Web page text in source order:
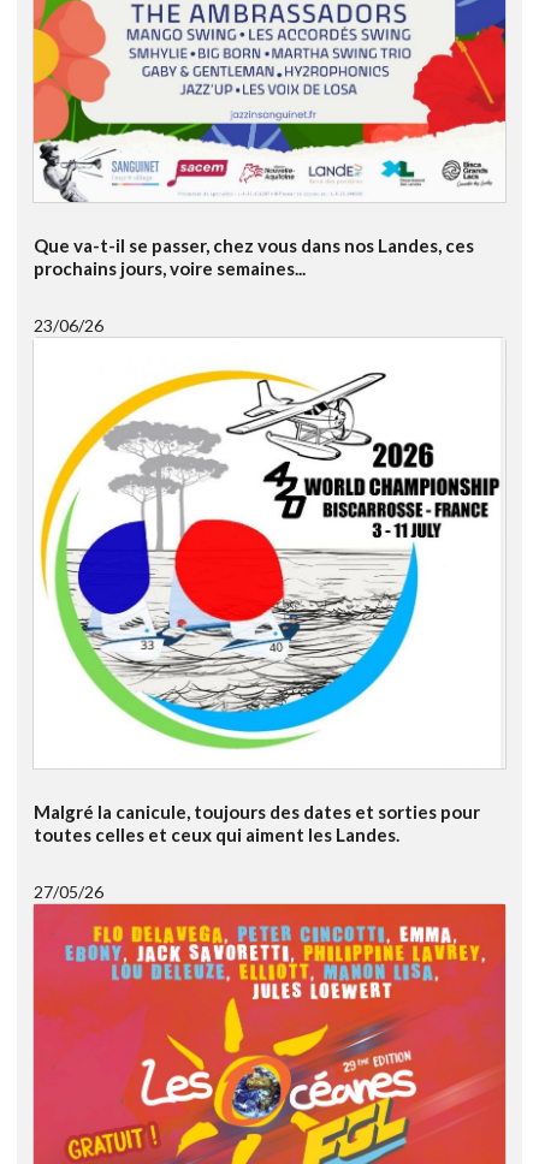
Que va-t-il se passer, chez vous dans nos Landes, ces
prochains jours, voire semaines...
23/06/26
Malgré la canicule, toujours des dates et sorties pour
toutes celles et ceux qui aiment les Landes.
27/05/26